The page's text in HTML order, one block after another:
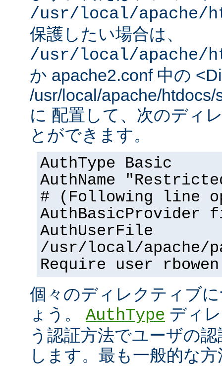
/usr/local/apache/
保護したい場合は、
/usr/local/apache/
か apache2.conf 中の
/usr/local/apache/
に 配置して、次のディ
とができます。
AuthType Basic
AuthName
# (Following line
AuthBasicProvider
AuthUserFile
/usr/local/apache/
Require user rbowen
個々のディレクティブ
ょう。 AuthType ディ
う認証方法でユーザの
します。最も一般的な